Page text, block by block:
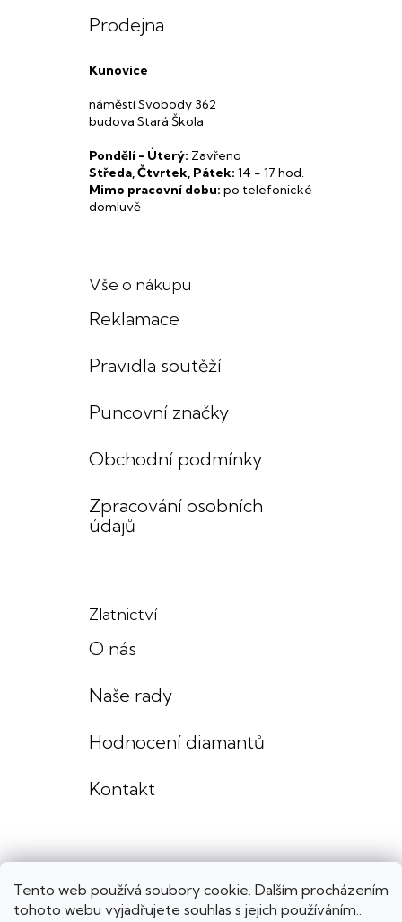
Tento web používá soubory cookie. Dalším procházením
tohoto webu vyjadřujete souhlas s jejich používáním..
Prodejna
Kunovice
náměstí Svobody 362
budova Stará Škola
Pondělí - Úterý: Zavřeno
Středa, Čtvrtek, Pátek: 14 - 17 hod.
Mimo pracovní dobu: po telefonické
domluvě
Vše o nákupu
Reklamace
Pravidla soutěží
Puncovní značky
Obchodní podmínky
Zpracování osobních
údajů
Zlatnictví
O nás
Naše rady
Hodnocení diamantů
Kontakt